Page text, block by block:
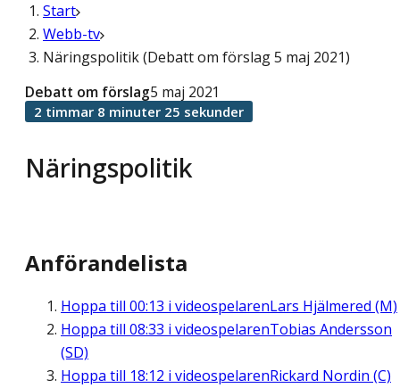
Start
Webb-tv
Näringspolitik (Debatt om förslag 5 maj 2021)
Näringspolitik
Debatt om förslag5 maj 2021
2 timmar 8 minuter 25 sekunder
Anförandelista
Hoppa till 00:13 i videospelarenLars Hjälmered (M)
Hoppa till 08:33 i videospelarenTobias Andersson
(SD)
Hoppa till 18:12 i videospelarenRickard Nordin (C)